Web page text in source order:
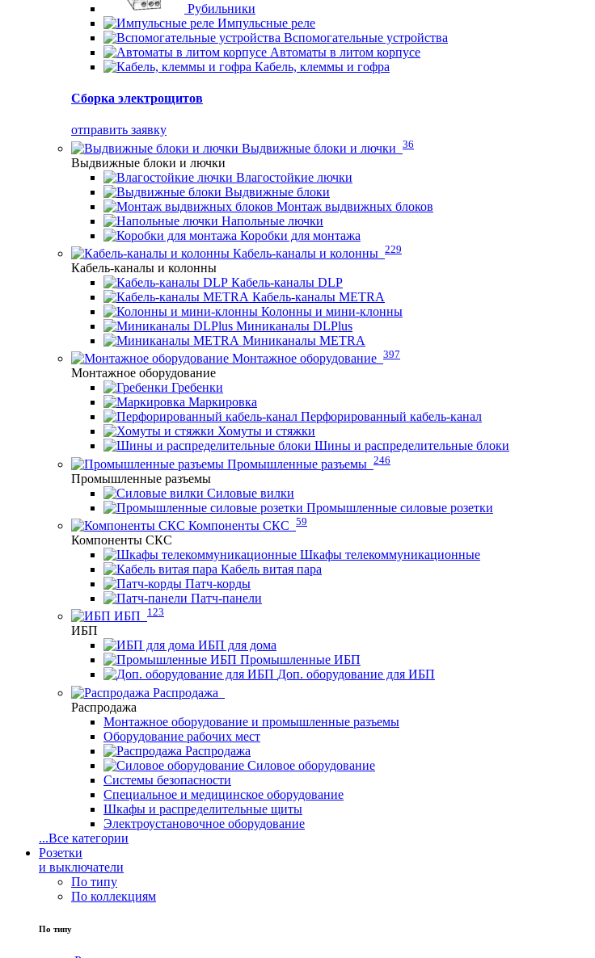
Рубильники
Импульсные реле
Вспомогательные устройства
Автоматы в литом корпусе
Кабель, клеммы и гофра
Сборка электрощитов
отправить заявку
Выдвижные блоки и лючки 36
Выдвижные блоки и лючки
Влагостойкие лючки
Выдвижные блоки
Монтаж выдвижных блоков
Напольные лючки
Коробки для монтажа
Кабель-каналы и колонны 229
Кабель-каналы и колонны
Кабель-каналы DLP
Кабель-каналы METRA
Колонны и мини-клонны
Миниканалы DLPlus
Миниканалы METRA
Монтажное оборудование 397
Монтажное оборудование
Гребенки
Маркировка
Перфорированный кабель-канал
Хомуты и стяжки
Шины и распределительные блоки
Промышленные разъемы 246
Промышленные разъемы
Силовые вилки
Промышленные силовые розетки
Компоненты СКС 59
Компоненты СКС
Шкафы телекоммуникационные
Кабель витая пара
Патч-корды
Патч-панели
ИБП
123
ИБП
ИБП для дома
Промышленные ИБП
Доп. оборудование для ИБП
Распродажа
Распродажа
Монтажное оборудование и промышленные разъемы
Оборудование рабочих мест
Распродажа
Силовое оборудование
Системы безопасности
Специальное и медицинское оборудование
Шкафы и распределительные щиты
Электроустановочное оборудование
...Все категории
Розетки
и выключатели
По типу
По коллекциям
По типу